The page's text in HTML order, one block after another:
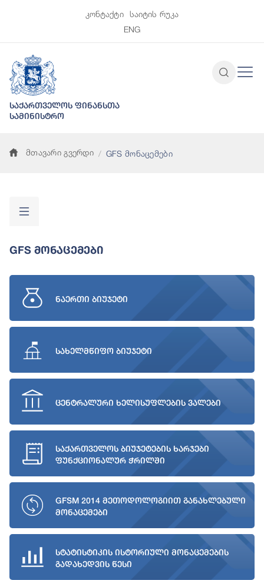
კონტაქტი
საიტის რუკა
ENG
საქართველოს ფინანსთა
სამინისტრო
მთავარი გვერდი GFS მონაცემები
GFS Მონაცემები
ნაერთი ბიუჯეტი
სახელმწიფო ბიუჯეტი
ცენტრალური ხელისუფლების ვალები
საქართველოს ბიუჯეტების ხარჯები
ფუნქციონალურ ჭრილში
GFSM 2014 მეთოდოლოგიით განახლებული
მონაცემები
სტატისტიკის ისტორიული მონაცემების
გადახედვის წესი